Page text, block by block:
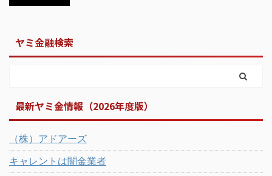
ヤミ金融検索
最新ヤミ金情報（2026年度版）
（株）アドアーズ
キャレントは闇金業者